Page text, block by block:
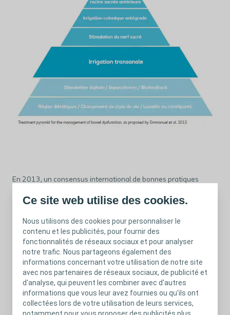
Ce site web utilise des cookies.
Nous utilisons des cookies pour personnaliser le
contenu et les publicités, pour fournir des
fonctionnalités de réseaux sociaux et pour analyser
notre trafic. Nous partageons également des
informations concernant votre utilisation de notre site
avec nos partenaires de réseaux sociaux, de publicité et
d'analyse, qui peuvent les combiner avec d'autres
informations que vous leur avez fournies ou qu'ils ont
collectées lors de votre utilisation de leurs services,
En 2013, un consensus international de bonnes pratiques
l’initiation et le suivi de patients sous irrigations transanales, ont
troubles colorectaux chez l’adulte2. Dans cette revue, l’irrigation
transanale est proposée après échec du traitement
conservateur de première intention, associant régime
alimentaire, laxatifs et manœuvres digitales.
Lire l’article entierici.
En 2017, un consensus international a été publiée par des
experts pour l’utilisation de l’irrigation transanale chez l’enfant.